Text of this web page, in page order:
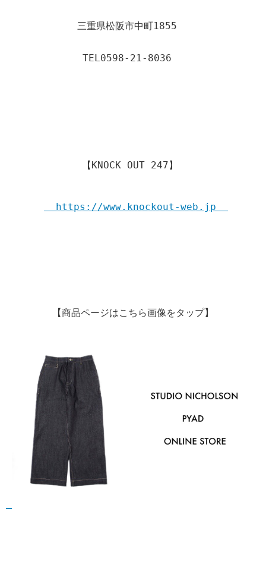
三重県松阪市中町1855
TEL0598-21-8036
【KNOCK OUT 247】
  https://www.knockout-web.jp
【商品ページはこちら画像をタップ】